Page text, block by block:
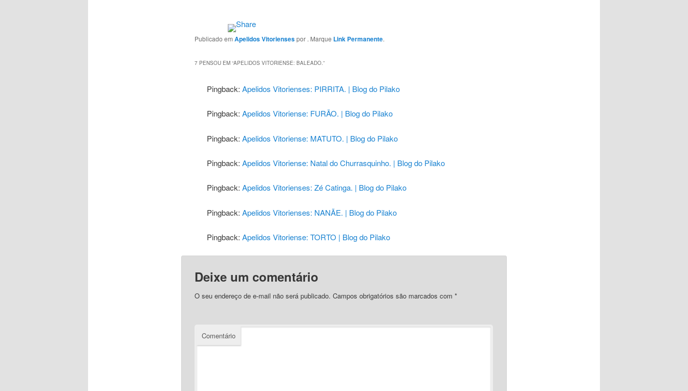
Publicado em Apelidos Vitoriensespor . Marque Link Permanente.
7 PENSOU EM “APELIDOS VITORIENSE: BALEADO. ”
Pingback:Apelidos Vitorienses: PIRRITA. | Blog do Pilako
Pingback:Apelidos Vitoriense: FURÃO. | Blog do Pilako
Pingback:Apelidos Vitoriense: MATUTO. | Blog do Pilako
Pingback:Apelidos Vitoriense: Natal do Churrasquinho. | Blog do Pilako
Pingback:Apelidos Vitorienses: Zé Catinga. | Blog do Pilako
Pingback:Apelidos Vitorienses: NANÃE. | Blog do Pilako
Pingback:Apelidos Vitoriense: TORTO | Blog do Pilako
Deixe um comentário
O seu endereço de e-mail não será publicado. Campos obrigatórios são marcados com *
Comentário